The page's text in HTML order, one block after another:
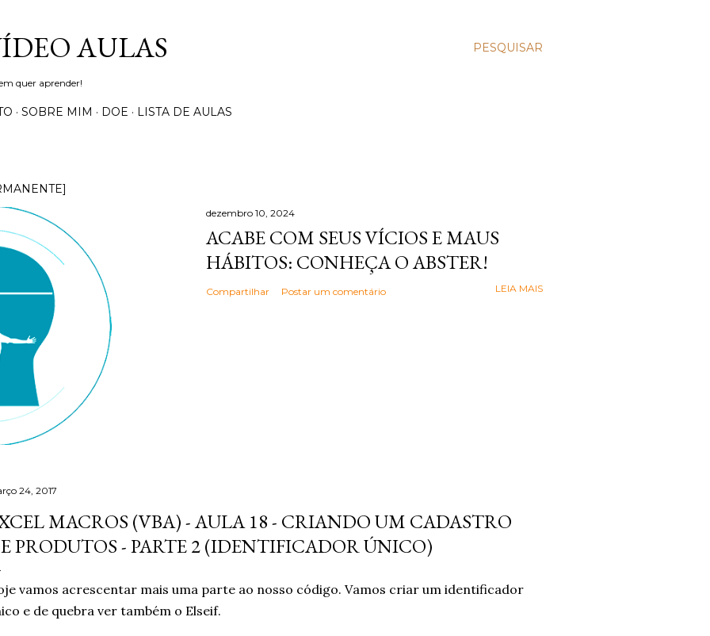
PESQUISAR
AULAS
quer aprender!
SOBRE MIM DOE LISTA DE AULAS
dezembro 10, 2024
ACABE COM SEUS VÍCIOS E MAUS
HÁBITOS: CONHEÇA O ABSTER!
Compartilhar Postar um comentário LEIA MAIS
24, 2017
MACROS (VBA) - AULA 18 - CRIANDO UM CADASTRO
PRODUTOS - PARTE 2 (IDENTIFICADOR ÚNICO)
vamos acrescentar mais uma parte ao nosso código. Vamos criar um identificador
e de quebra ver também o Elseif.